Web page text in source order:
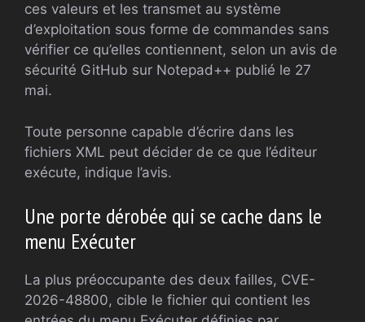
ces valeurs et les transmet au système
d’exploitation sous forme de commandes sans
vérifier ce qu’elles contiennent, selon un avis de
sécurité GitHub sur Notepad++ publié le 27
mai.
Toute personne capable d’écrire dans les
fichiers XML peut décider de ce que l’éditeur
exécute, indique l’avis.
Une porte dérobée qui se cache dans le
menu Exécuter
La plus préoccupante des deux failles, CVE-
2026-48800, cible le fichier qui contient les